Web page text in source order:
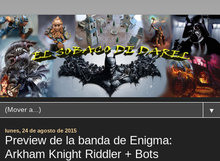
▼
lunes, 24 de agosto de 2015
Preview de la banda de Enigma:
Arkham Knight Riddler + Bots